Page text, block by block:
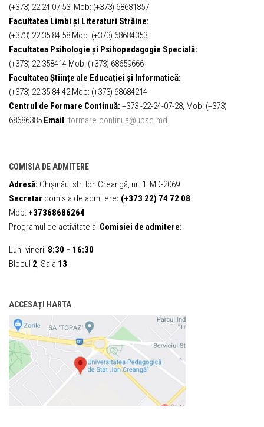
(+373) 22 24 07 53 Mob: (+373) 68681857
Facultatea Limbi și Literaturi Străine:
(+373) 22 35 84 58 Mob: (+373) 68684353
Facultatea Psihologie și Psihopedagogie Specială:
(+373) 22 358414 Mob: (+373) 68659666
Facultatea Științe ale Educației și Informatică:
(+373) 22 35 84 42 Mob: (+373) 68684214
Centrul de Formare Continuă: +373 -22-24-07-28, Mob: (+373)
68686385 Email: formare.continua@upsc.md
COMISIA DE ADMITERE
Adresă: Chișinău, str. Ion Creangă, nr. 1, MD-2069
Secretar comisia de admitere: (+373 22) 74 72 08
Mob: +37368686264
Programul de activitate al Comisiei de admitere:
Luni-vineri: 8:30 – 16:30
Blocul 2 , Sala 13
ACCESAȚI HARTA